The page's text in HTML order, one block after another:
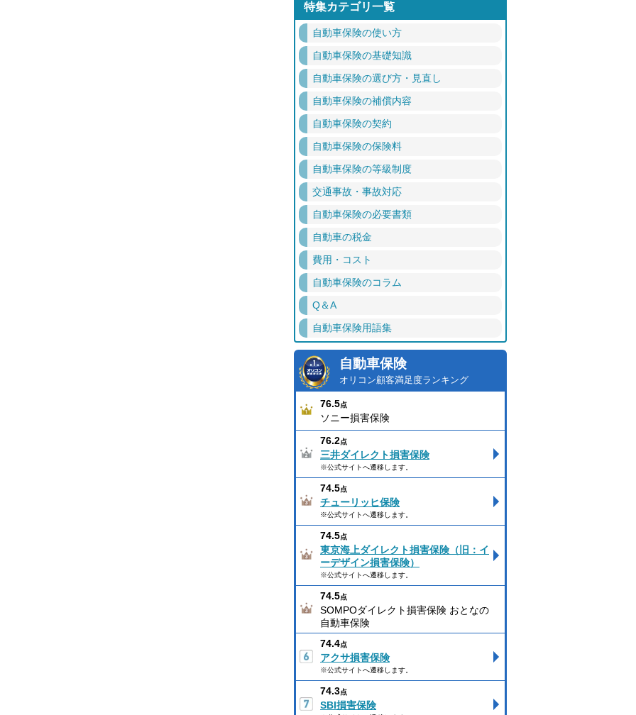
特集カテゴリ一覧
自動車保険の使い方
自動車保険の基礎知識
自動車保険の選び方・見直し
自動車保険の補償内容
自動車保険の契約
自動車保険の保険料
自動車保険の等級制度
交通事故・事故対応
自動車保険の必要書類
自動車の税金
費用・コスト
自動車保険のコラム
Q＆A
自動車保険用語集
自動車保険
オリコン顧客満足度ランキング
76.5点
ソニー損害保険
76.2点
三井ダイレクト損害保険
※公式サイトへ遷移します。
74.5点
チューリッヒ保険
※公式サイトへ遷移します。
74.5点
東京海上ダイレクト損害保険（旧：イ
ーデザイン損害保険）
※公式サイトへ遷移します。
74.5点
SOMPOダイレクト損害保険 おとなの
自動車保険
74.4点
アクサ損害保険
※公式サイトへ遷移します。
74.3点
SBI損害保険